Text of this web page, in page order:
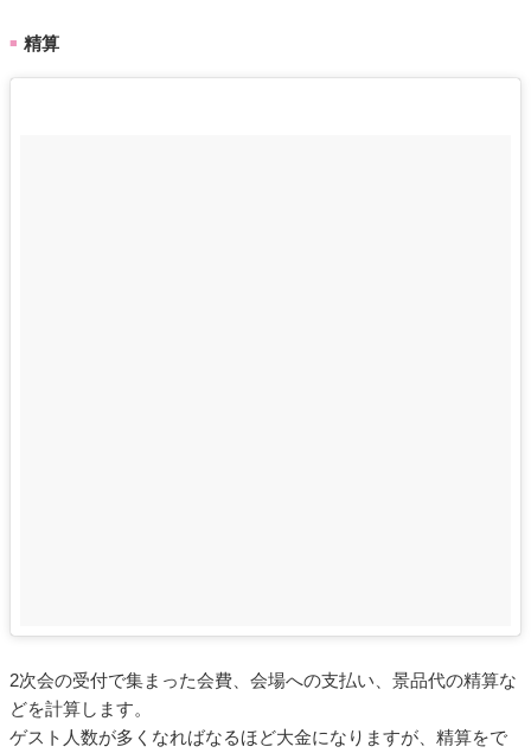
■ 精算
2次会の受付で集まった会費、会場への支払い、景品代の精算な
どを計算します。
ゲスト人数が多くなればなるほど大金になりますが、精算をで